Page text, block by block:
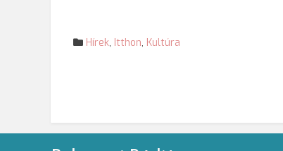
Hírek, Itthon, Kultúra